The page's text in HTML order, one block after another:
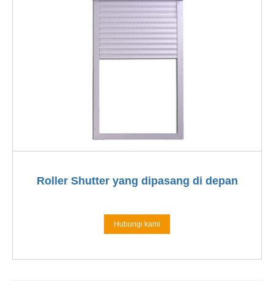
Roller Shutter yang dipasang di depan
Hubungi kami